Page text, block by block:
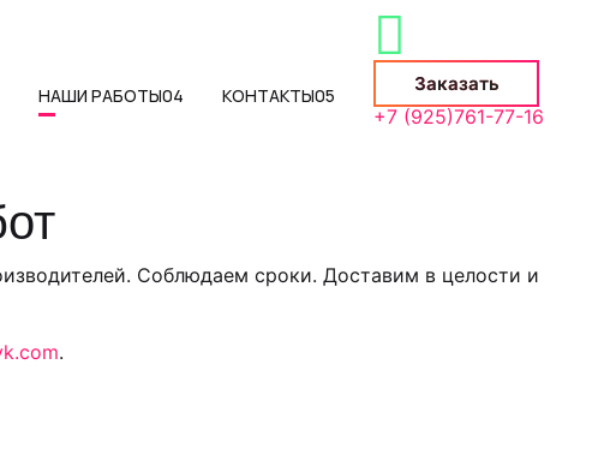
Заказать
+7 (925)761-77-16
НАШИ РАБОТЫ04 КОНТАКТЫ05
Соблюдаем сроки. Доставим в целости и
.